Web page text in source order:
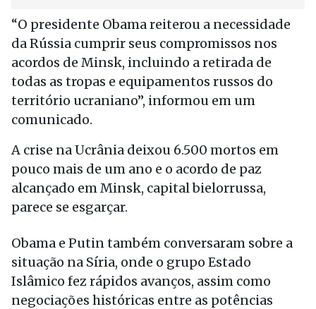
“O presidente Obama reiterou a necessidade
da Rússia cumprir seus compromissos nos
acordos de Minsk, incluindo a retirada de
todas as tropas e equipamentos russos do
território ucraniano”, informou em um
comunicado.
A crise na Ucrânia deixou 6.500 mortos em
pouco mais de um ano e o acordo de paz
alcançado em Minsk, capital bielorrussa,
parece se esgarçar.
Obama e Putin também conversaram sobre a
situação na Síria, onde o grupo Estado
Islâmico fez rápidos avanços, assim como
negociações históricas entre as potências